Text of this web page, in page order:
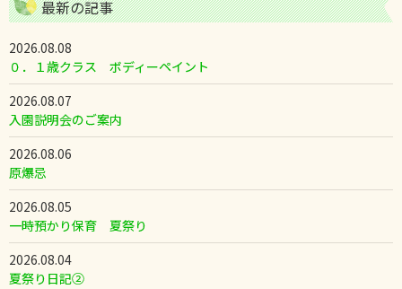
最新の記事
2026.08.08
０．１歳クラス ボディーペイント
2026.08.07
入園説明会のご案内
2026.08.06
原爆忌
2026.08.05
一時預かり保育 夏祭り
2026.08.04
夏祭り日記②